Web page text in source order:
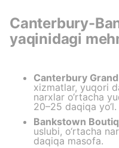
Canterbury-
yaqinidagi
Canterbury
xizmatlar, yuqori
narxlar o‘rtacha
20–25 daqiqa yo‘l.
Bankstown
uslubi, o‘rtacha
daqiqa masofa.